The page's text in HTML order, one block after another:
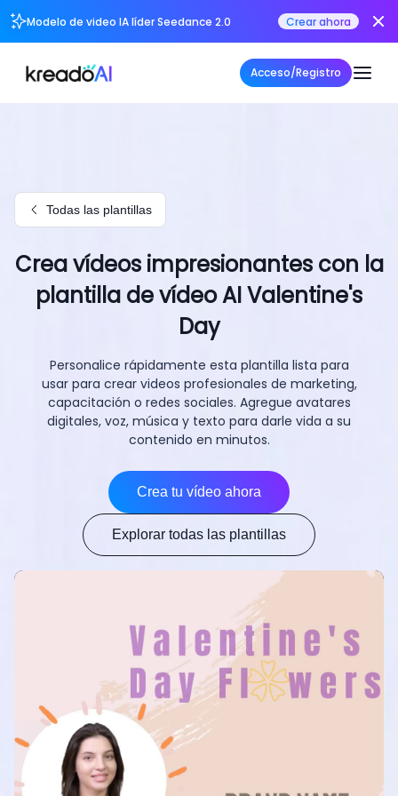
Modelo de video IA líder Seedance 2.0 Crear ahora
Acceso/Registro
Todas las plantillas
Crea vídeos impresionantes con la
plantilla de vídeo AI Valentine's
Day
Personalice rápidamente esta plantilla lista para
usar para crear videos profesionales de marketing,
capacitación o redes sociales. Agregue avatares
digitales, voz, música y texto para darle vida a su
contenido en minutos.
Crea tu vídeo ahora
Explorar todas las plantillas